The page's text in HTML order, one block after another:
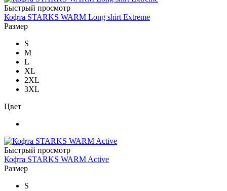
Быстрый просмотр
Кофта STARKS WARM Long shirt Extreme
Размер
S
M
L
XL
2XL
3XL
Цвет
Быстрый просмотр
Кофта STARKS WARM Active
Размер
S